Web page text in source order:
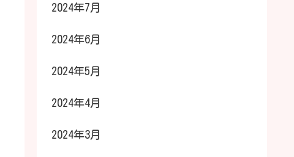
2024年7月
2024年6月
2024年5月
2024年4月
2024年3月